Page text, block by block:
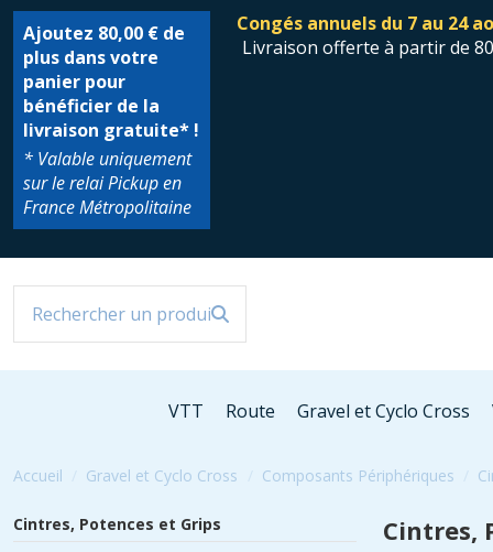
Ajoutez 80,00 € de
plus dans votre
panier pour
bénéficier de la
livraison gratuite* !
* Valable uniquement
sur le relai Pickup en
France Métropolitaine
Congés annuels du 7 au 24
Livraison offerte à partir de
VTT Route Gravel et Cyclo Cross
Accueil Gravel et Cyclo Cross Composants Périphériques
Cintres,
Cintres, Potences et Grips